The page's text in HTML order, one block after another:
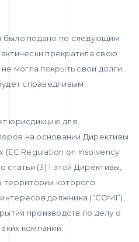
было подано по следующим
прекратила свою
могла покрыть свои долги;
справедливым
юрисдикцию для
на основании Директивы
(EC Regulation on Insolvency
(3) 1 этой Директивы,
территории которого
должника (“COMI”),
производств по делу о
компаний.